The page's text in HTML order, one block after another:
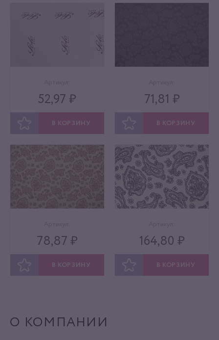
52,97 ₽
В КОРЗИНУ
71,81 ₽
В КОРЗИНУ
78,87 ₽
В КОРЗИНУ
164,80 ₽
В КОРЗИНУ
О КОМПАНИИ